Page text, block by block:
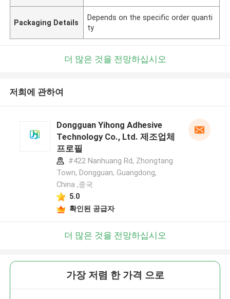
Packaging Details
Depends on the specific order quanti
ty
더 많은 것을 전망하십시오
저희에 관하여
Dongguan Yihong Adhesive
Technology Co., Ltd. 제조업체
프로필
#422 Nanhuang Rd, Zhongtang
Town, Dongguan, Guangdong,
China ,중국
5.0
확인된 공급자
더 많은 것을 전망하십시오
가장 저렴 한 가격 으로